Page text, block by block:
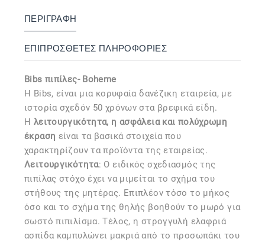
ΠΕΡΙΓΡΑΦΉ
ΕΠΙΠΡΌΣΘΕΤΕΣ ΠΛΗΡΟΦΟΡΊΕΣ
Bibs πιπίλες- Boheme
Η Bibs, είναι μια κορυφαία δανέζικη εταιρεία, με
ιστορία σχεδόν 50 χρόνων στα βρεφικά είδη.
Η λειτουργικότητα, η ασφάλεια και πολύχρωμη
έκραση είναι τα βασικά στοιχεία που
χαρακτηρίζουν τα προϊόντα της εταιρείας.
Λειτουργικότητα: Ο ειδικός σχεδιασμός της
πιπίλας στόχο έχει να μιμείται το σχήμα του
στήθους της μητέρας. Επιπλέον τόσο το μήκος
όσο και το σχήμα της θηλής βοηθούν το μωρό για
σωστό πιπιλίσμα. Τέλος, η στρογγυλή ελαφριά
ασπίδα καμπυλώνει μακριά από το προσωπάκι του